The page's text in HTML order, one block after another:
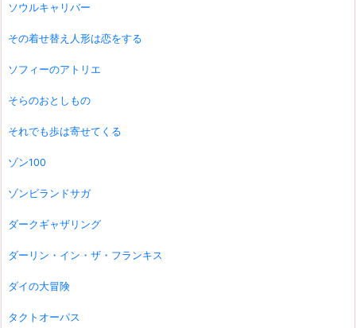
ソウルキャリバー
その着せ替え人形は恋をする
ソフィーのアトリエ
そらのおとしもの
それでも歩は寄せてくる
ゾン100
ゾンビランドサガ
ダークギャザリング
ダーリン・イン・ザ・フランキス
ダイの大冒険
タクトオーパス